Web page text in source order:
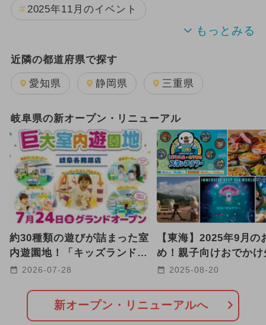
2025年11月のイベント
2025年12月のイベント
2024年7月のイベント
2026年8月のイベント
2025年9月のイベント
2024年12月のイベント
GW(ゴールデンウィーク)
2025年10月のイベント
2025年2月のイベント
2026年5月のイベント
近隣の都道府県で探す
愛知県 静岡県 三重県
岐阜県の新オープン・リニューアル
約30種類の遊びが詰まった室
内遊園地！「キッズランド
US岐阜各務原店」が新オー
2026-07-28
【東海】2025年9月の
め！親子向けおでかけ
ベントまとめ
2025-08-20
新オープン・リニューアルへ